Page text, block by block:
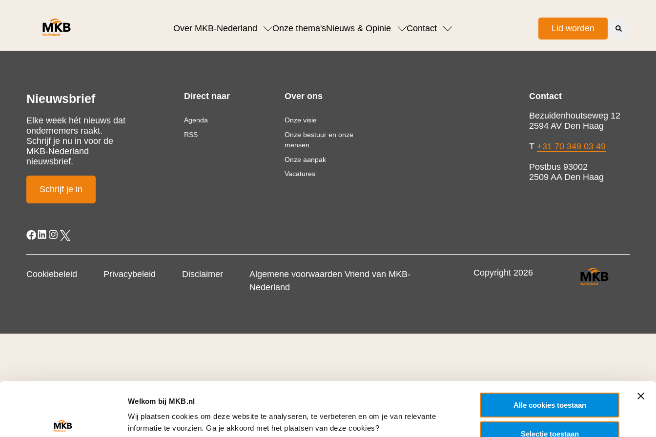
Welkom bij MKB.nl
Wij plaatsen cookies om deze website te analyseren, te verbeteren en om je van relevante
informatie te voorzien. Ga je akkoord met het plaatsen van deze cookies?
Alle cookies toestaan
Selectie toestaan
Over MKB-Nederland Onze thema'sNieuws & Opinie Contact Lid worden
Nieuwsbrief
Elke week hét nieuws dat
ondernemers raakt.
Schrijf je nu in voor de
MKB-Nederland
nieuwsbrief.
Schrijf je in
Direct naar
Agenda
RSS
Over ons
Onze visie
Onze bestuur en onze
mensen
Onze aanpak
Vacatures
Contact
Bezuidenhoutseweg 12
2594 AV Den Haag
T +31 70 349 03 49
Postbus 93002
2509 AA Den Haag
Cookiebeleid Privacybeleid Disclaimer
Algemene voorwaarden Vriend van MKB-
Nederland
Copyright 2026